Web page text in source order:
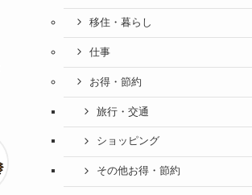
移住・暮らし
仕事
お得・節約
旅行・交通
ショッピング
その他お得・節約